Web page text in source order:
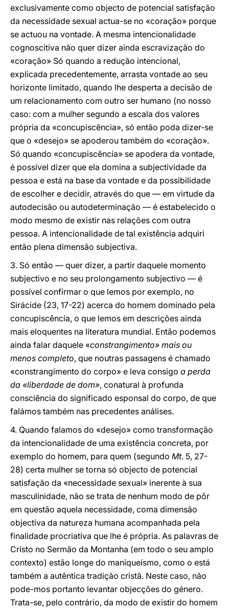
exclusivamente como objecto de potencial satisfação
da necessidade sexual actua-se no «coração» porque
se actuou na vontade. A mesma intencionalidade
cognoscitiva não quer dizer ainda escravização do
«coração» Só quando a redução intencional,
explicada precedentemente, arrasta vontade ao seu
horizonte limitado, quando lhe desperta a decisão de
um relacionamento com outro ser humano (no nosso
caso: com a mulher segundo a escala dos valores
própria da «concupiscência», só então poda dizer-se
que o «desejo» se apoderou também do «coração».
Só quando «concupiscência» se apodera da vontade,
é possível dizer que ela domina a subjectividade da
pessoa e está na base da vontade e da possibilidade
de escolher e decidir, através do que — em virtude da
autodecisão ou autodeterminação — é estabelecido o
modo mesmo de existir nas relações com outra
pessoa. A intencionalidade de tal existência adquiri
então plena dimensão subjectiva.
3. Só então — quer dizer, a partir daquele momento
subjectivo e no seu prolongamento subjectivo — é
possível confirmar o que lemos por exemplo, no
Sirácide (23, 17-22) acerca do homem dominado pela
concupiscência, o que lemos em descrições ainda
mais eloquentes na literatura mundial. Então podemos
ainda falar daquele «constrangimento» mais ou
menos completo, que noutras passagens é chamado
«constrangimento do corpo» e leva consigo a perda
da «liberdade de dom», conatural à profunda
consciência do significado esponsal do corpo, de que
falámos também nas precedentes análises.
4. Quando falamos do «desejo» como transformação
da intencionalidade de uma existência concreta, por
exemplo do homem, para quem (segundo Mt. 5, 27-
28) certa mulher se torna só objecto de potencial
satisfação da «necessidade sexual» inerente à sua
masculinidade, não se trata de nenhum modo de pôr
em questão aquela necessidade, coma dimensão
objectiva da natureza humana acompanhada pela
finalidade procriativa que lhe é própria. As palavras de
Cristo no Sermão da Montanha (em todo o seu amplo
contexto) estão longe do maniqueísmo, como o está
também a autêntica tradição cristã. Neste caso, não
pode-mos portanto levantar objecções do género.
Trata-se, pelo contrário, da modo de existir do homem